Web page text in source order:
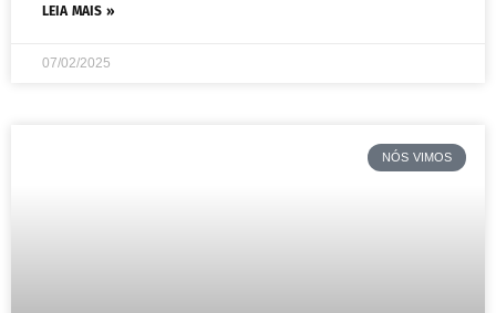
LEIA MAIS »
07/02/2025
NÓS VIMOS